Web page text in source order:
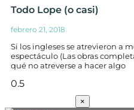
Todo Lope (o casi)
febrero 21, 2018
Si los ingleses se atrevieron a
espectáculo (Las obras
qué no atreverse a hacer algo
×